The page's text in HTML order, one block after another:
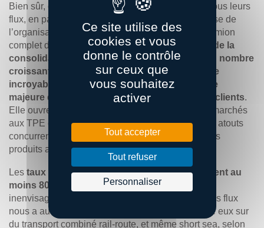
Bien sûr, certains industriels ne mutualisent pas tous leurs
flux, en particulier ils conservent souvent la maîtrise de
l’organisation des livraisons direct magasin en camion
complet depuis leurs usines. Néanmoins,
du fait de la
consolidation et de l’optimisation des flux d’un nombre
croissant d’acteurs, notre solution est devenue
incroyablement compétitive et prend une place
majeure dans les schémas logistiques de nos clients.
Elle ouvre également la possibilité de nouveaux marchés
aux TPE et PMI du territoire, dont elle renforce les atouts
concurrentiels en leur permettant de déployer leurs
produits au niveau national à un coût raisonnable.
Les taux de remplissage des véhicules atteignent au
moins 80%
dans les deux sens, ce qui était
inenvisageable auparavant, et la consolidation des flux
nous a aussi permis de reporter une partie d’entre eux sur
du transport combiné rail-route, et même short sea, selon
Ce site utilise des
cookies et vous
donne le contrôle
sur ceux que
vous souhaitez
activer
Tout accepter
Tout refuser
Personnaliser